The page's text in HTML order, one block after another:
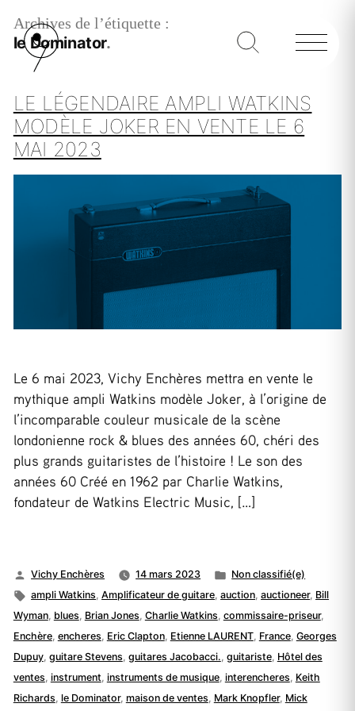
Archives de l’étiquette :
le Dominator
LE LÉGENDAIRE AMPLI WATKINS
MODÈLE JOKER EN VENTE LE 6
MAI 2023
Le 6 mai 2023, Vichy Enchères mettra en vente le
mythique ampli Watkins modèle Joker, à l’origine de
l’incomparable couleur musicale de la scène
londonienne rock & blues des années 60, chéri des
plus grands guitaristes de l’histoire ! Le son des
années 60 Créé en 1962 par Charlie Watkins,
fondateur de Watkins Electric Music, […]
Publié
par
Vichy Enchères 14 mars 2023
Publié
dans
Non classifié(e)
Étiquettes :
ampli Watkins,Amplificateur de guitare,auction,auctioneer, Bill
Wyman, blues, Brian Jones, Charlie Watkins, commissaire-priseur,
Enchère, encheres, Eric Clapton, Etienne LAURENT, France, Georges
Dupuy, guitare Stevens, guitares Jacobacci., guitariste, Hôtel des
ventes, instrument, instruments de musique, interencheres, Keith
Richards, le Dominator, maison de ventes, Mark Knopfler, Mick